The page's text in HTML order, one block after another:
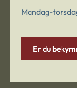
Mandag-
Er du